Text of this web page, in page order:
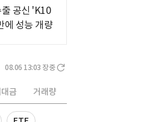
공신 'K10
에 성능 개량
08.06 13:03 장중
금 거래량